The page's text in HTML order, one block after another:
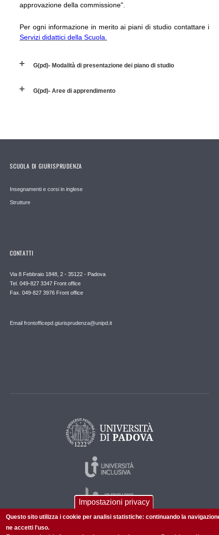
approvazione della commissione".
Per ogni informazione in merito ai piani di studio contattare i
Servizi didattici della Scuola.
G(pd)- Modalità di presentazione dei piano di studio
G(pd)- Aree di apprendimento
SCUOLA DI GIURISPRUDENZA
Insegnamenti e corsi in inglese
Strutture
CONTATTI
Via 8 Febbraio 1848, 2 - 35122 - Padova
Tel. 049-827 3347 Front office
Fax. 049-827 3976 Front office
Email frontofficepd.giurisprudenza@unipd.it
Impostazioni privacy
Questo sito utilizza i cookie per analisi statistiche: continuando la
ne accetti l'uso.